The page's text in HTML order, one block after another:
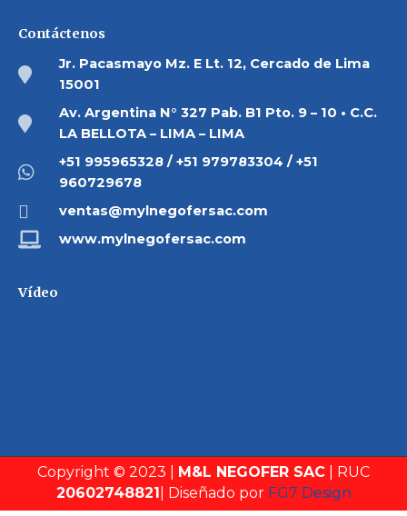
Contáctenos
Jr. Pacasmayo Mz. E Lt. 12, Cercado de Lima
15001
Av. Argentina N° 327 Pab. B1 Pto. 9 – 10 • C.C.
LA BELLOTA – LIMA – LIMA
+51 995965328 / +51 979783304 / +51
960729678
ventas@mylnegofersac.com
www.mylnegofersac.com
Vídeo
Copyright © 2023 | M&L NEGOFER SAC | RUC
20602748821
| Diseñado por FG7 Design